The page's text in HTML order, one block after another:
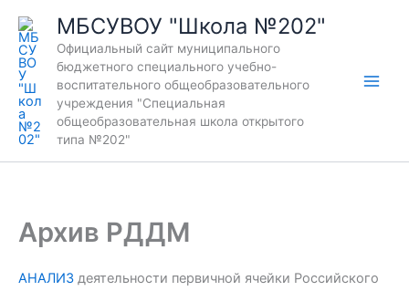
содержимому
МБСУВОУ "Школа №202"
Официальный сайт муниципального
бюджетного специального учебно-
воспитательного общеобразовательного
учреждения "Специальная
общеобразовательная школа открытого
типа №202"
Архив РДДМ
АНАЛИЗ деятельности первичной ячейки Российского